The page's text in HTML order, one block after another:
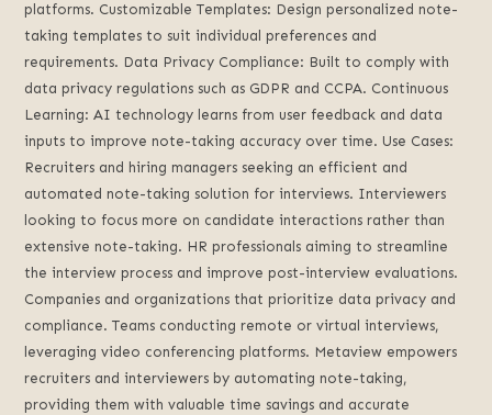
platforms. Customizable Templates: Design personalized note-
taking templates to suit individual preferences and
requirements. Data Privacy Compliance: Built to comply with
data privacy regulations such as GDPR and CCPA. Continuous
Learning: AI technology learns from user feedback and data
inputs to improve note-taking accuracy over time. Use Cases:
Recruiters and hiring managers seeking an efficient and
automated note-taking solution for interviews. Interviewers
looking to focus more on candidate interactions rather than
extensive note-taking. HR professionals aiming to streamline
the interview process and improve post-interview evaluations.
Companies and organizations that prioritize data privacy and
compliance. Teams conducting remote or virtual interviews,
leveraging video conferencing platforms. Metaview empowers
recruiters and interviewers by automating note-taking,
providing them with valuable time savings and accurate